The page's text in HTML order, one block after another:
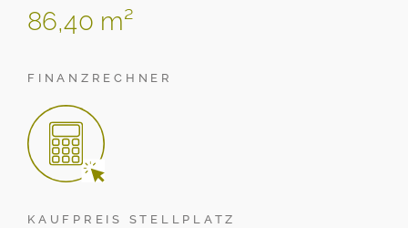
86,40 m²
FINANZRECHNER
KAUFPREIS STELLPLATZ